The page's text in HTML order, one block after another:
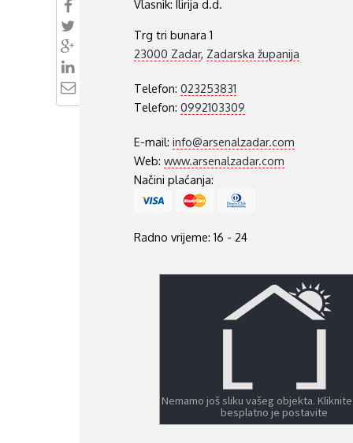
OSJEČKO-BARANJSKA ŽUPANIJA
VUKOVARSKO-SRIJEMSKA ŽUPANIJA
ISTARSKA ŽUPANIJA
Vlasnik: Ilirija d.d.
Trg tri bunara 1
23000 Zadar, Zadarska županija
Telefon: 023253831
Telefon: 0992103309
E-mail: info@arsenalzadar.com
Web: www.arsenalzadar.com
Načini plaćanja:
Radno vrijeme: 16 - 24
Nemamo još sliku vašeg objekta.
besplatno je postavite